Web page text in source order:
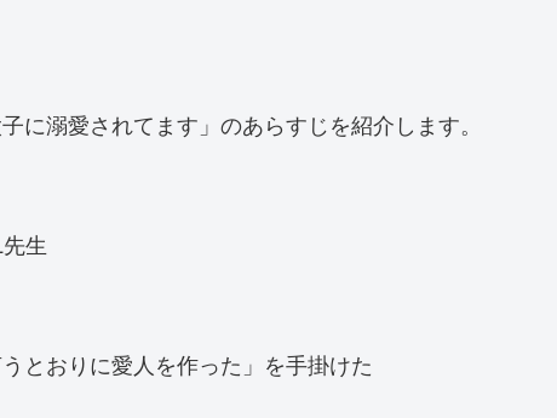
に溺愛されてます」のあらすじを紹介します。
生
とおりに愛人を作った」を手掛けた